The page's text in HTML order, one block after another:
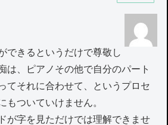
できるというだけで尊敬し
は、ピアノその他で自分のパート
てそれに合わせて、というプロセ
もついていけません。
が字を見ただけでは理解できませ